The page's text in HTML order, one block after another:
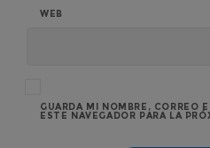
WEB
GUARDA MI NOMBRE, CORREO
ESTE NAVEGADOR PARA LA